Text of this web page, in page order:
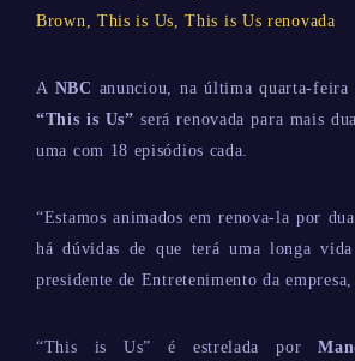
Brown, This is Us,This is Us renovada
A NBC anunciou, na última quarta-
“This is Us” será renovada para mais
uma com 18 episódios cada.
“Estamos animados em renova-la por
há dúvidas de que terá uma longa
presidente de Entretenimento da empresa,
“This is Us” é estrelada por